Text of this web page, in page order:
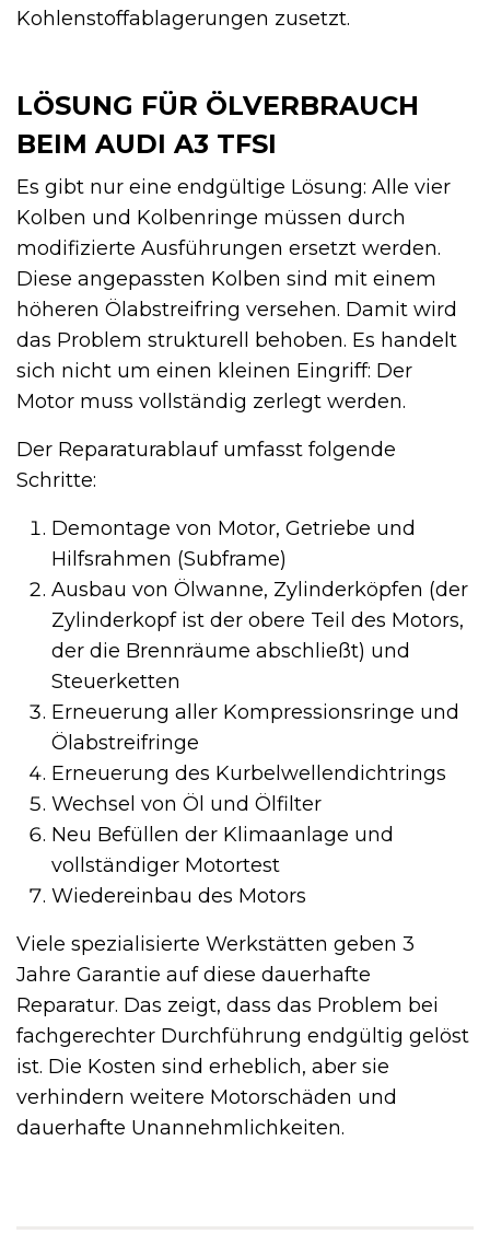
Kohlenstoffablagerungen zusetzt.
LÖSUNG FÜR ÖLVERBRAUCH
BEIM AUDI A3 TFSI
Es gibt nur eine endgültige Lösung: Alle vier
Kolben und Kolbenringe müssen durch
modifizierte Ausführungen ersetzt werden.
Diese angepassten Kolben sind mit einem
höheren Ölabstreifring versehen. Damit wird
das Problem strukturell behoben. Es handelt
sich nicht um einen kleinen Eingriff: Der
Motor muss vollständig zerlegt werden.
Der Reparaturablauf umfasst folgende
Schritte:
Demontage von Motor, Getriebe und
Hilfsrahmen (Subframe)
Ausbau von Ölwanne, Zylinderköpfen (der
Zylinderkopf ist der obere Teil des Motors,
der die Brennräume abschließt) und
Steuerketten
Erneuerung aller Kompressionsringe und
Ölabstreifringe
Erneuerung des Kurbelwellendichtrings
Wechsel von Öl und Ölfilter
Neu Befüllen der Klimaanlage und
vollständiger Motortest
Wiedereinbau des Motors
Viele spezialisierte Werkstätten geben 3
Jahre Garantie auf diese dauerhafte
Reparatur. Das zeigt, dass das Problem bei
fachgerechter Durchführung endgültig gelöst
ist. Die Kosten sind erheblich, aber sie
verhindern weitere Motorschäden und
dauerhafte Unannehmlichkeiten.